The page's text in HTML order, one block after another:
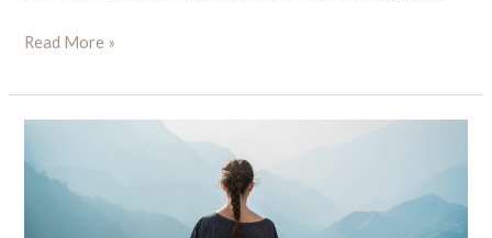
Read More »
da
ciência